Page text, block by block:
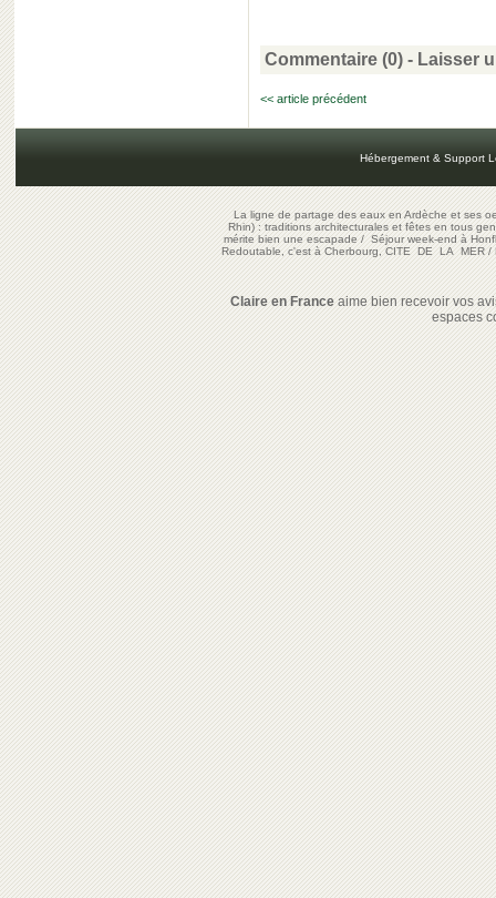
Commentaire (0) - Laisser
<< article précédent
Hébergement & Support
La ligne de partage des eaux en Ardèche et ses
Rhin) : traditions architecturales et fêtes en tous
mérite bien une escapade/Séjour week-end à
Redoutable, c'est à Cherbourg, CITE DE LA MER/
Claire en Franceaime bien recevoir vos
espaces